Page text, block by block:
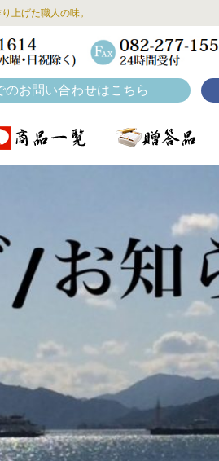
上げた職人の味。
お問い合わせはこちら